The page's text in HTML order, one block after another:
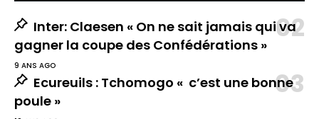
Inter: Claesen « On ne sait jamais qui va
gagner la coupe des Confédérations »
9 ANS AGO
Ecureuils : Tchomogo « c’est une bonne
poule »